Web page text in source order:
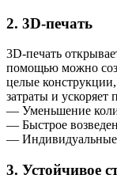
2. 3D-печать
3D-печать
помощью можно
целые
затраты и ускоряет
— Уменьшение
— Быстрое
— Индивидуальные
3. Устойчивое